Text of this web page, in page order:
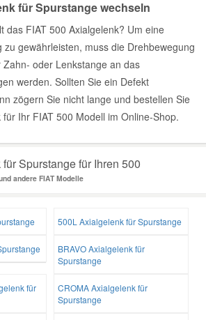
für Spurstange wechseln
das FIAT 500 Axialgelenk? Um eine
gewährleisten, muss die Drehbewegung
oder Lenkstange an das
werden. Sollten Sie ein Defekt
zögern Sie nicht lange und bestellen Sie
Ihr FIAT 500 Modell im Online-Shop.
Spurstange für Ihren 500
andere FIAT Modelle
500L Axialgelenk für Spurstange
BRAVO Axialgelenk für
Spurstange
für
CROMA Axialgelenk für
Spurstange